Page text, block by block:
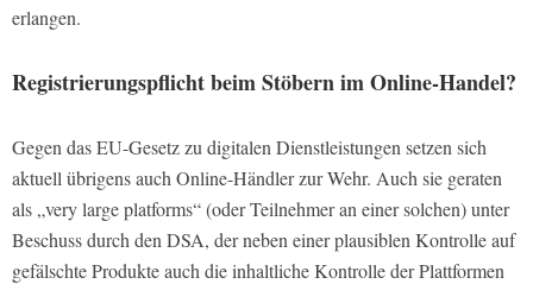
erlangen.
Registrierungspflicht beim Stöbern im Online-Handel?
Gegen das EU-Gesetz zu digitalen Dienstleistungen setzen sich
aktuell übrigens auch Online-Händler zur Wehr. Auch sie geraten
als „very large platforms“ (oder Teilnehmer an einer solchen) unter
Beschuss durch den DSA, der neben einer plausiblen Kontrolle auf
gefälschte Produkte auch die inhaltliche Kontrolle der Plattformen